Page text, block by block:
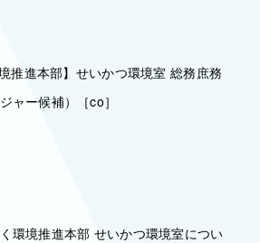
推進本部】せいかつ環境室 総務庶務
ャー候補）［co］
環境推進本部 せいかつ環境室につい